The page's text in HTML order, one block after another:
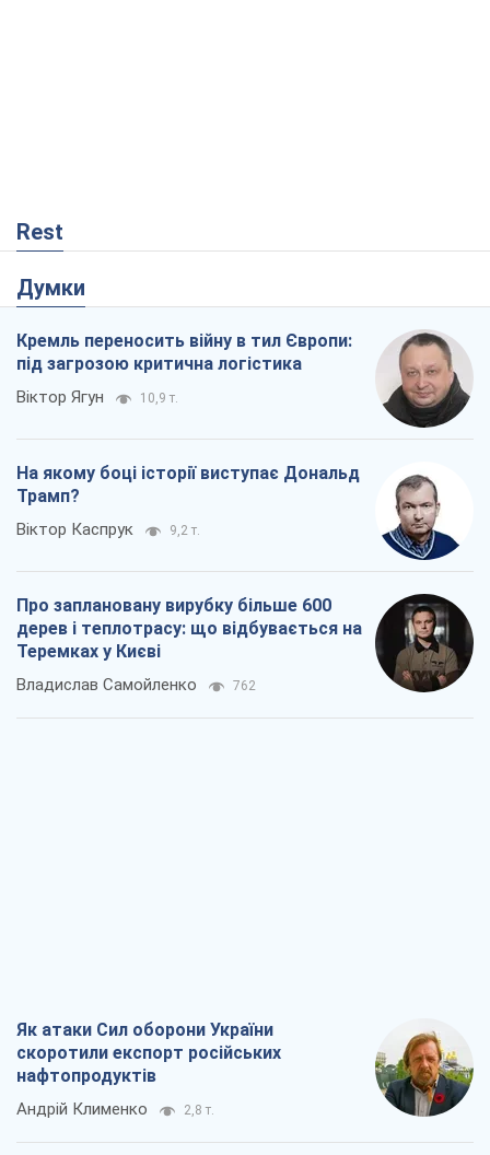
Rest
Думки
Кремль переносить війну в тил Європи:
під загрозою критична логістика
Віктор Ягун 10,9 т.
На якому боці історії виступає Дональд
Трамп?
Віктор Каспрук 9,2 т.
Про заплановану вирубку більше 600
дерев і теплотрасу: що відбувається на
Теремках у Києві
Владислав Самойленко 762
Як атаки Сил оборони України
скоротили експорт російських
нафтопродуктів
Андрій Клименко 2,8 т.